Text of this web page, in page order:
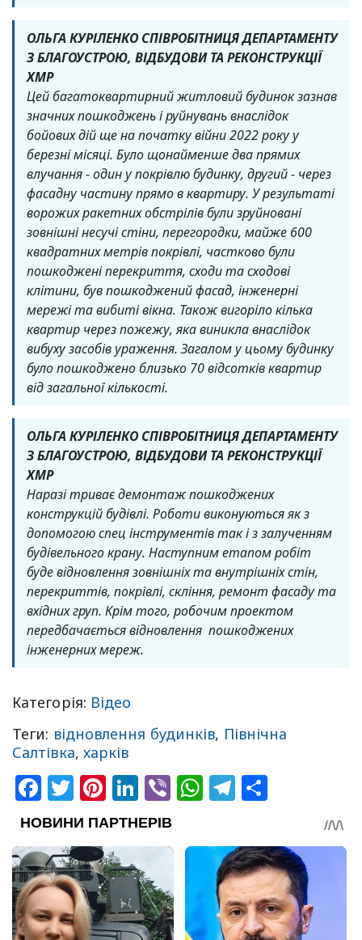
ОЛЬГА КУРІЛЕНКО СПІВРОБІТНИЦЯ ДЕПАРТАМЕНТУ
З БЛАГОУСТРОЮ, ВІДБУДОВИ ТА РЕКОНСТРУКЦІЇ
ХМР
Цей багатоквартирний житловий будинок зазнав
значних пошкоджень і руйнувань внаслідок
бойових дій ще на початку війни 2022 року у
березні місяці. Було щонайменше два прямих
влучання - один у покрівлю будинку, другий - через
фасадну частину прямо в квартиру. У результаті
ворожих ракетних обстрілів були зруйновані
зовнішні несучі стіни, перегородки, майже 600
квадратних метрів покрівлі, частково були
пошкоджені перекриття, сходи та сходові
клітини, був пошкоджений фасад, інженерні
мережі та вибиті вікна. Також вигоріло кілька
квартир через пожежу, яка виникла внаслідок
вибуху засобів ураження. Загалом у цьому будинку
було пошкоджено близько 70 відсотків квартир
від загальної кількості.
ОЛЬГА КУРІЛЕНКО СПІВРОБІТНИЦЯ ДЕПАРТАМЕНТУ
З БЛАГОУСТРОЮ, ВІДБУДОВИ ТА РЕКОНСТРУКЦІЇ
ХМР
Наразі триває демонтаж пошкоджених
конструкцій будівлі. Роботи виконуються як з
допомогою спец інструментів так і з залученням
будівельного крану. Наступним етапом робіт
буде відновлення зовнішніх та внутрішніх стін,
перекриттів, покрівлі, скління, ремонт фасаду та
вхідних груп. Крім того, робочим проектом
передбачається відновлення пошкоджених
інженерних мереж.
Категорія: Відео
Теги: відновлення будинків, Північна
Салтівка, харків
Facebook
Twitter
Pinterest
LinkedIn
ViberWhatsApp
Telegram